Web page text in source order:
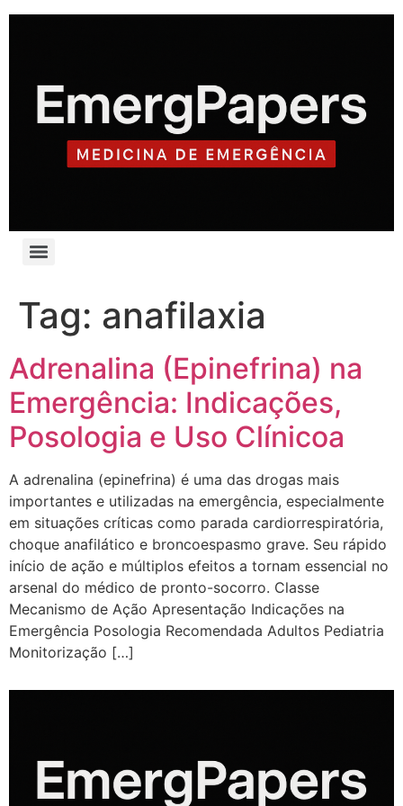
Tag: anafilaxia
Adrenalina (Epinefrina) na
Emergência: Indicações,
Posologia e Uso Clínicoa
A adrenalina (epinefrina) é uma das drogas mais
importantes e utilizadas na emergência, especialmente
em situações críticas como parada cardiorrespiratória,
choque anafilático e broncoespasmo grave. Seu rápido
início de ação e múltiplos efeitos a tornam essencial no
arsenal do médico de pronto-socorro. Classe
Mecanismo de Ação Apresentação Indicações na
Emergência Posologia Recomendada Adultos Pediatria
Monitorização […]